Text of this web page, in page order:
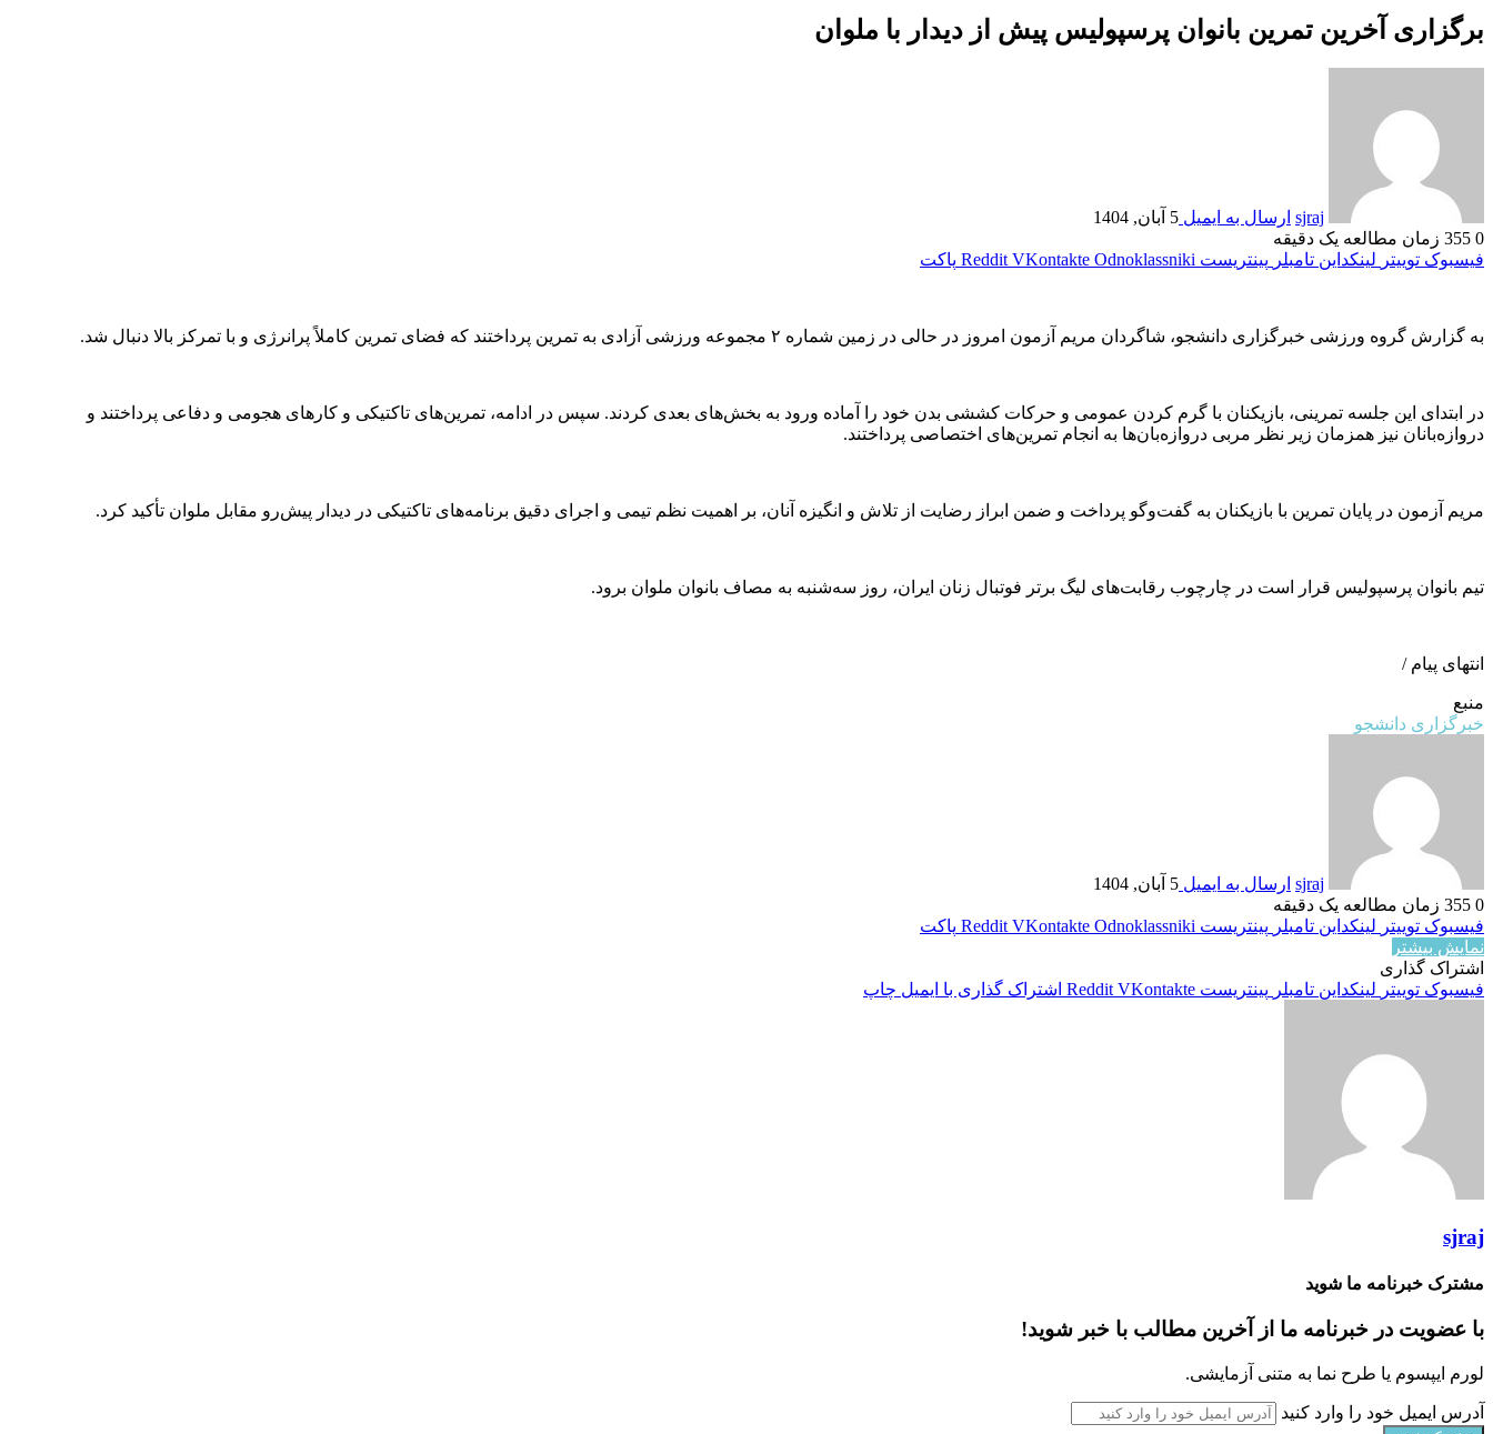
برگزاری آخرین تمرین بانوان پرسپولیس پیش از دیدار با ملوان
sjraj ارسال به ایمیل 5 آبان, 1404
0
زمان مطالعه یک دقیقه
فیسبوک توییتر لینکداین تامبلر پینتریست Reddit VKontakte Odnoklassniki پاکت
به گزارش گروه ورزشی خبرگزاری دانشجو، شاگردان مریم آزمون امروز در حالی در زمین شماره ۲ مجموعه ورزشی آزادی به تمرین پرداختند که فضای تمرین کاملاً پرانرژی و با تمرکز بالا دنبال شد.
در ابتدای این جلسه تمرینی، بازیکنان با گرم کردن عمومی و حرکات کششی بدن خود را آماده ورود به بخش‌های بعدی کردند. سپس در ادامه، تمرین‌های تاکتیکی و کارهای هجومی و دفاعی پرداختند و
دروازه‌بانان نیز همزمان زیر نظر مربی دروازه‌بان‌ها به انجام تمرین‌های اختصاصی پرداختند.
مریم آزمون در پایان تمرین با بازیکنان به گفت‌وگو پرداخت و ضمن ابراز رضایت از تلاش و انگیزه آنان، بر اهمیت نظم تیمی و اجرای دقیق برنامه‌های تاکتیکی در دیدار پیش‌رو مقابل ملوان تأکید کرد.
تیم بانوان پرسپولیس قرار است در چارچوب رقابت‌های لیگ برتر فوتبال زنان ایران، روز سه‌شنبه به مصاف بانوان ملوان برود.
انتهای پیام /
منبع
خبرگزاری دانشجو
sjraj ارسال به ایمیل 5 آبان, 1404
0
زمان مطالعه یک دقیقه
فیسبوک توییتر لینکداین تامبلر پینتریست Reddit VKontakte Odnoklassniki
پاکت
نمایش بیشتر
اشتراک گذاری
فیسبوک توییتر لینکداین تامبلر پینتریست Reddit VKontakte اشتراک گذاری با ایمیل چاپ
sjraj
مشترک خبرنامه ما شوید
با عضویت در خبرنامه ما از آخرین مطالب با خبر شوید!
لورم ایپسوم یا طرح‌ نما به متنی آزمایشی.
آدرس ایمیل خود را وارد کنید